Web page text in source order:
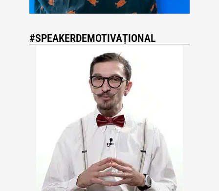
#SPEAKERDEMOTIVAȚIONAL